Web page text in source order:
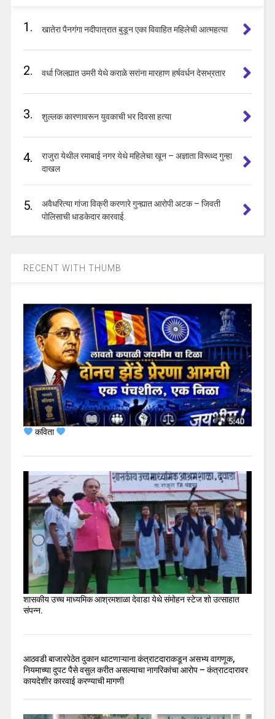
1. खातेरा पैनगंगा नदीपात्रात बुडून एका विवाहित महिलेची आत्महत्या
2. वर्धा जिल्ह्यात उमरी येथे कराळे सरांना मारहाण हर्षवर्धन देसभ्रतार
3. शुल्लक कारणावरून युवकाची भर दिवसा हत्या
4.
राजुरा येथील रमाबाई नगर येथे महिलेचा खून – अज्ञाता विरूध्द गुन्हा
दाखल
5.
अवैधरित्या गांजा विक्री करणारे गुन्ह्यात आरोपी अटक – जिवती
पोलिसाची धाडकेदार कारवाई.
RECENT WITH THUMB
कविता
शासकीय उच्च माध्यमिक आश्रमशाळा देवाडा येथे संमोहन स्टेज शो उत्साहात
संपन्न.
आठवडी बाजारपेठेत दुकान थाटणाऱ्याना कंत्राटदाराकडून असभ्य वागणूक,
नियमाच्या दुपट पैसे वसुल करीत असल्याचा नागरिकांचा आरोप – कंत्राटदारावर
कायदेशीर कारवाई करण्याची मागणी